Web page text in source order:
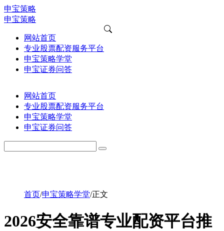
申宝策略
申宝策略
网站首页
专业股票配资服务平台
申宝策略学堂
申宝证券问答
网站首页
专业股票配资服务平台
申宝策略学堂
申宝证券问答
首页/申宝策略学堂/正文
2026安全靠谱专业配资平台推